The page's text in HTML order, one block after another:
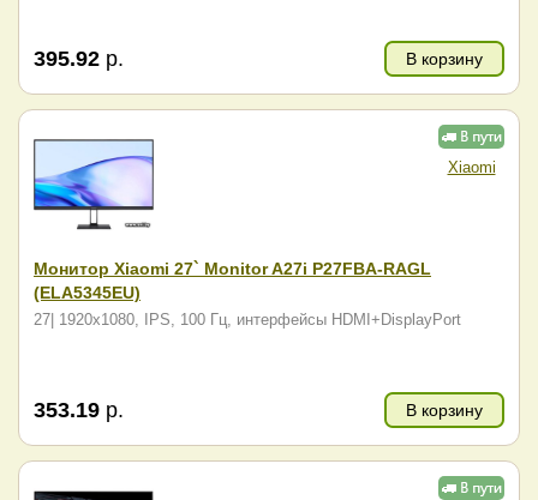
395.92 р. В корзину
Xiaomi
Монитор Xiaomi 27` Monitor A27i P27FBA-RAGL
(ELA5345EU)
27| 1920x1080, IPS, 100 Гц, интерфейсы HDMI+DisplayPort
353.19 р. В корзину